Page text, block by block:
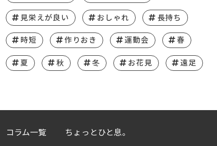
見栄えが良い おしゃれ 長持ち
時短 作りおき 運動会 春
夏 秋 冬 お花見 遠足
コラム一覧 ちょっとひと息。